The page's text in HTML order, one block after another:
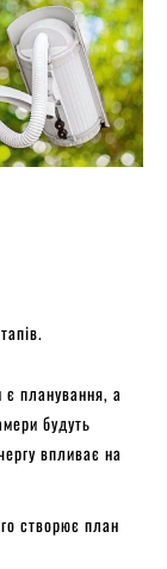
планування, а
будуть
впливає на
створює план